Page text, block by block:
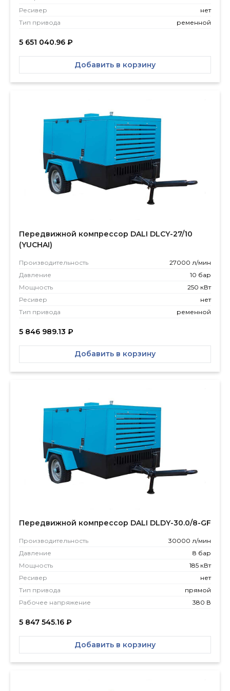
Ресивер
нет
Тип привода
ременной
5 651 040.96 ₽
Добавить в корзину
Передвижной компрессор DALI DLCY-27/10
(YUCHAI)
Производитель­ность
27000 л/мин
Давление
10 бар
Мощность
250 кВт
Ресивер
нет
Тип привода
ременной
5 846 989.13 ₽
Добавить в корзину
Передвижной компрессор DALI DLDY-30.0/8-GF
Производитель­ность
30000 л/мин
Давление
8 бар
Мощность
185 кВт
Ресивер
нет
Тип привода
прямой
Рабочее напряжение
380 В
5 847 545.16 ₽
Добавить в корзину